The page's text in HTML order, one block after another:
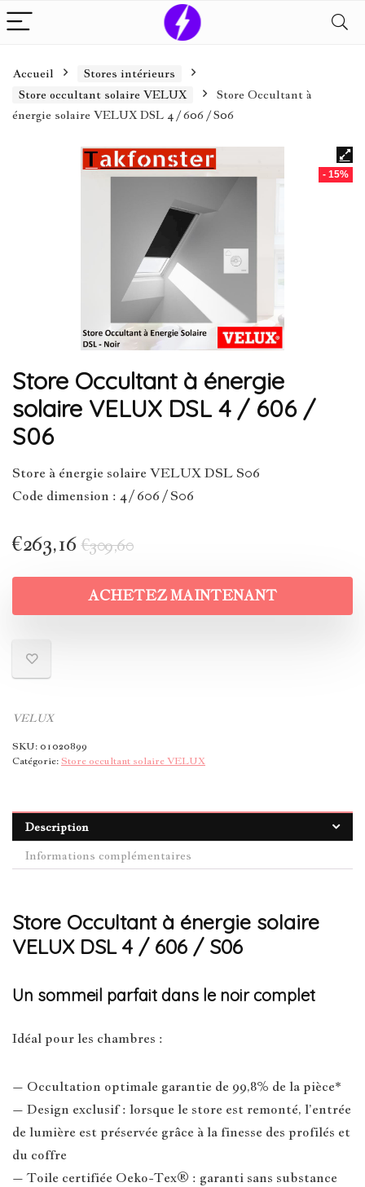
Accueil
Stores intérieurs
Store occultant solaire VELUX
Store Occultant à
énergie solaire VELUX DSL 4 / 606 / S06
- 15%
Store Occultant à énergie
solaire VELUX DSL 4 / 606 /
S06
Store à énergie solaire VELUX DSL S06
Code dimension : 4 / 606 / S06
€309,60
€263,16
ACHETEZ MAINTENANT
VELUX
SKU:01020899
Catégorie:Store occultant solaire VELUX
Description
Informations complémentaires
Store Occultant à énergie solaire
VELUX DSL 4 / 606 / S06
Un sommeil parfait dans le noir complet
Idéal pour les chambres :
– Occultation optimale garantie de 99,8% de la pièce*
– Design exclusif : lorsque le store est remonté, l’entrée
de lumière est préservée grâce à la finesse des profilés et
du coffre
– Toile certifiée Oeko-Tex® : garanti sans substance